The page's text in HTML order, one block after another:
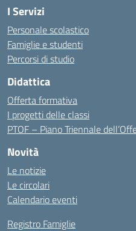
I Servizi
Personale scolastico
Famiglie e studenti
Percorsi di studio
Didattica
Offerta formativa
I progetti delle classi
PTOF – Piano Triennale
Novità
Le notizie
Le circolari
Calendario eventi
Registro Famiglie